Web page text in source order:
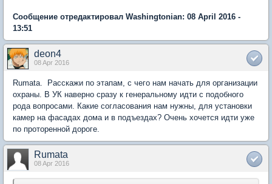
Сообщение отредактировал Washingtonian: 08 April 2016 -
13:51
deon4
08 Apr 2016
Rumata. Расскажи по этапам, с чего нам начать для организации
охраны. В УК наверно сразу к генеральному идти с подобного
рода вопросами. Какие согласования нам нужны, для установки
камер на фасадах дома и в подъездах? Очень хочется идти уже
по проторенной дороге.
Rumata
08 Apr 2016